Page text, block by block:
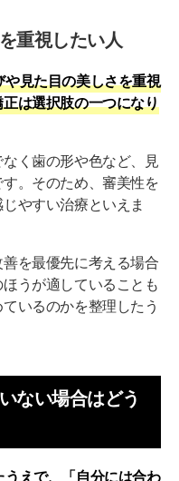
重視したい人
や見た目の美しさを重視
は選択肢の一つになり
く歯の形や色など、見
。そのため、審美性を
やすい治療といえま
を最優先に考える場合
うが適していることも
いるのかを整理したう
ない場合はどう
えで、「自分には合わ